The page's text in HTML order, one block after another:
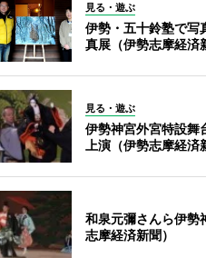
見る・遊ぶ
伊勢・五十鈴塾で写
真展（伊勢志摩経済
見る・遊ぶ
伊勢神宮外宮特設舞
上演（伊勢志摩経済
和泉元彌さんら伊勢
志摩経済新聞）